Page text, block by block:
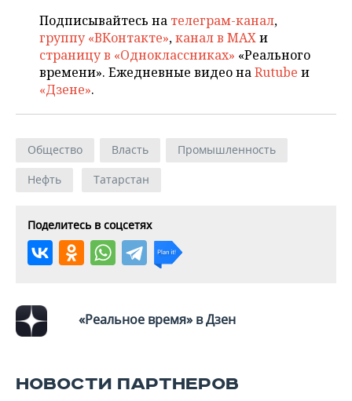
ФИГУРНОЕ КАТАНИЕ
ВОДНЫЕ ВИДЫ СПОРТА
ХОККЕЙ С МЯЧОМ
МЕДИЦИНА
ОБРАЗОВАНИЕ
ПРОИСШЕСТВИЯ
Подписывайтесь на телеграм-канал,
группу «ВКонтакте»,канал в MAXи
страницу в «Одноклассниках» «Реального
времени». Ежедневные видео наRutube и
«Дзене».
Общество Власть
Промышленность
Нефть
Татарстан
Поделитесь в соцсетях
«Реальное время» в Дзен
НОВОСТИ ПАРТНЕРОВ